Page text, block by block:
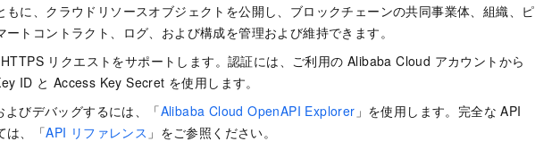
もに、クラウドリソースオブジェクトを公開し、ブロックチェーンの共同事業体、組織、ピ
トコントラクト、ログ、および構成を管理および維持できます。
リクエストをサポートします。認証には、ご利用の Alibaba Cloud アカウントから
ID と Access Key Secret を使用します。
びデバッグするには、「Alibaba Cloud OpenAPI Explorer 」を使用します。完全な API
は、「API リファレンス 」をご参照ください。